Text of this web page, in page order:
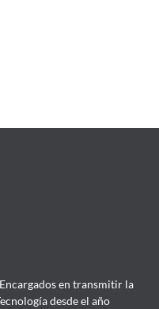
en transmitir la
desde el año